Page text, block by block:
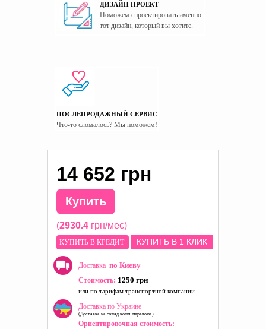
Универсальный
Страна производитель Украина
ДИЗАЙН ПРОЕКТ
Поможем спроектировать именно
тот дизайн, который вы хотите.
ПОСЛЕПРОДАЖНЫЙ СЕРВИС
Что-то сломалось? Мы поможем!
14 652 грн
Купить
(2930.4 грн/мес)
КУПИТЬ В КРЕДИТ КУПИТЬ В 1 КЛИК
Доставка по Киеву
Стоимость: 1250 грн
или по тарифам транспортной компании
Доставка по Украине
(Доставка на склад комп. перевозч.)
Ориентировочная стоимость: